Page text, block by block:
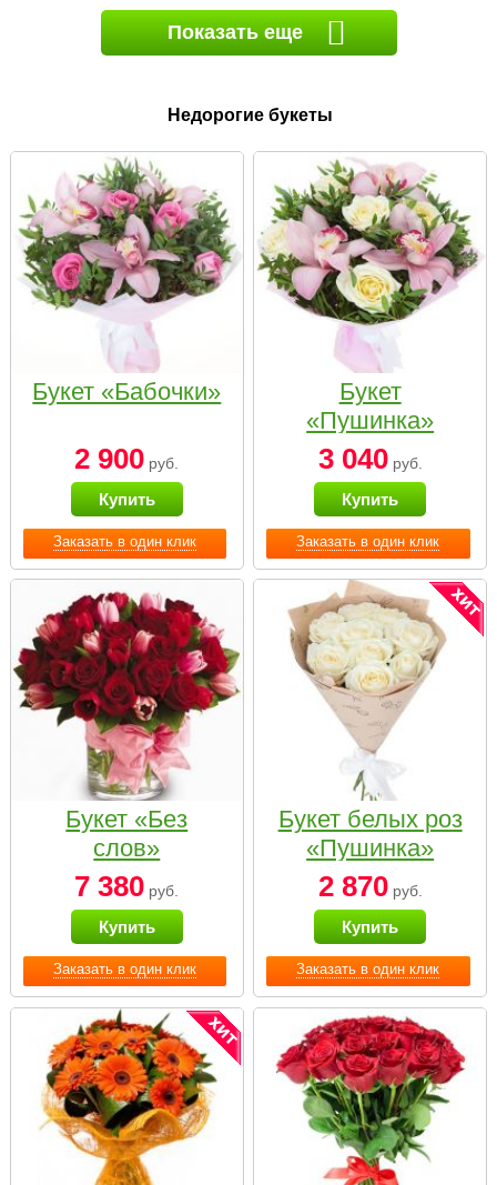
Показать еще
Недорогие букеты
Заказать в один клик
Букет «Бабочки»
2 900 руб.
Купить
Заказать в один клик
Букет
«Пушинка»
3 040руб.
Купить
Заказать в один клик
Букет «Без
слов»
7 380 руб.
Купить
Заказать в один клик
Букет белых роз
«Пушинка»
2 870руб.
Купить